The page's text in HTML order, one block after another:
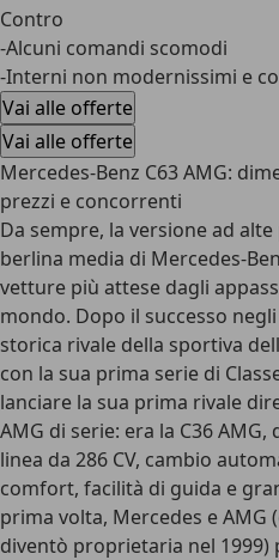
Contro
-Alcuni comandi scomodi
-Interni non modernissimi e
Vai alle offerte
Vai alle offerte
Mercedes-Benz C63 AMG:
prezzi e concorrenti
Da sempre, la versione ad
berlina media di Mercedes-
vetture più attese dagli
mondo. Dopo il successo negli
storica rivale della sportiva
con la sua prima serie di
lanciare la sua prima rivale
AMG di serie: era la C36
linea da 286 CV, cambio
comfort, facilità di guida e
prima volta, Mercedes e AMG
diventò proprietaria nel 1999)